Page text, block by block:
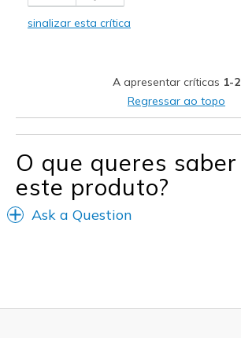
Melhores utilizações
Casual Wear
Feels true to width
Sizing
Feels true to size
View On Shoes
Shoes are for
sinalizar esta crítica
A apresentar críticas 1-2
Regressar ao topo
O que queres
este produto?
Ask a Question